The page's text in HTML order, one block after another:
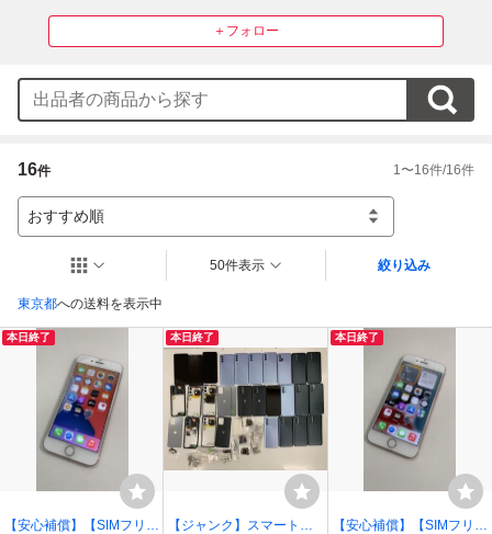
＋フォロー
16件 1 〜16件/16件
おすすめ順
東京都への送料を表示中
50件表示 絞り込み
本日終了
【安心補償】【SIMフリ
本日終了
【ジャンク】スマートフ
本日終了
【安心補償】【SIMフリ